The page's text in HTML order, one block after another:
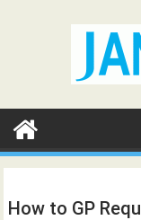
How to GP